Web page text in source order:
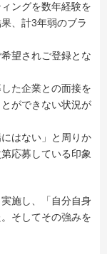
ングを数年経験を
、計3年弱のブラ
望されご登録とな
た企業との面接を
ができない状況が
はない」と周りか
応募している印象
施し、「自分自身
そしてその強みを